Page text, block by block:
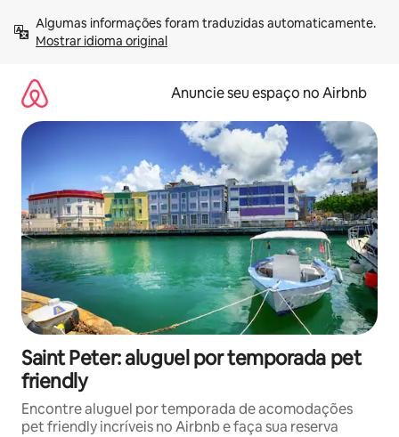
para
Mostrar idioma original
Anuncie seu espaço no Airbnb
Saint Peter: aluguel por temporada pet
friendly
Encontre aluguel por temporada de acomodações
pet friendly incríveis no Airbnb e faça sua reserva